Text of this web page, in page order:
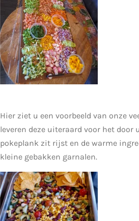
Hier ziet u een voorbeeld van onze
leveren deze uiteraard voor het door
pokeplank zit rijst en de warme
kleine gebakken garnalen.